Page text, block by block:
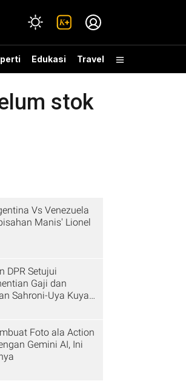
Edukasi Travel
stok
Vs Venezuela
Manis' Lionel
DPR Setujui
Gaji dan
Sahroni-Uya Kuya
Foto ala Action
Gemini AI, Ini